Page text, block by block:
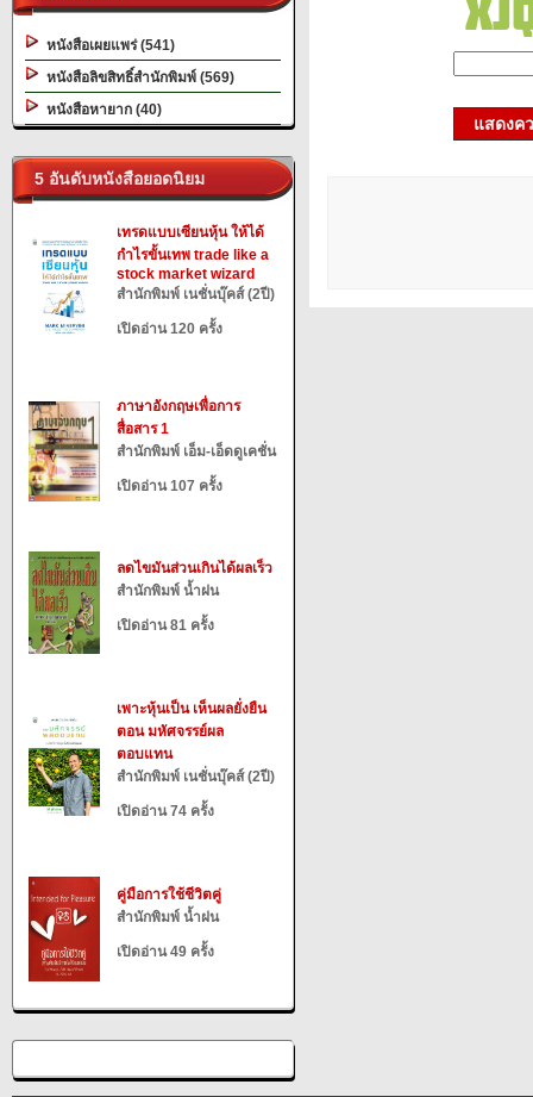
หนังสือเผยแพร่ (541)
หนังสือลิขสิทธิ์สำนักพิมพ์ (569)
หนังสือหายาก (40)
5 อันดับหนังสือยอดนิยม
เทรดแบบเซียนหุ้น ให้ได้
กำไรขั้นเทพ trade like a
stock market wizard
สำนักพิมพ์ เนชั่นบุ๊คส์ (2ปี)
เปิดอ่าน 120 ครั้ง
ภาษาอังกฤษเพื่อการ
สื่อสาร 1
สำนักพิมพ์ เอ็ม-เอ็ดดูเคชั่น
เปิดอ่าน 107 ครั้ง
ลดไขมันส่วนเกินได้ผลเร็ว
สำนักพิมพ์ น้ำฝน
เปิดอ่าน 81 ครั้ง
เพาะหุ้นเป็น เห็นผลยั่งยืน
ตอน มหัศจรรย์ผล
ตอบแทน
สำนักพิมพ์ เนชั่นบุ๊คส์ (2ปี)
เปิดอ่าน 74 ครั้ง
คู่มือการใช้ชีวิตคู่
สำนักพิมพ์ น้ำฝน
เปิดอ่าน 49 ครั้ง
แสดงค